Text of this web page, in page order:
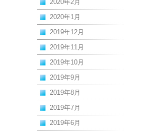
2020年2月
2020年1月
2019年12月
2019年11月
2019年10月
2019年9月
2019年8月
2019年7月
2019年6月